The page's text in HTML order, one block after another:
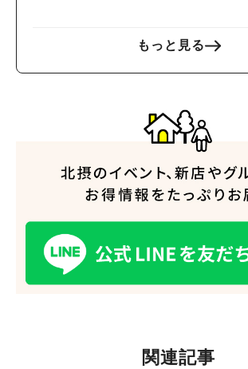
もっと見る
関連記事